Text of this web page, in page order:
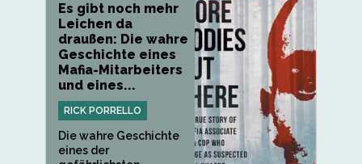
Es gibt noch mehr
Leichen da
draußen: Die wahre
Geschichte eines
Mafia-Mitarbeiters
und eines...
RICK PORRELLO
Die wahre Geschichte
eines der